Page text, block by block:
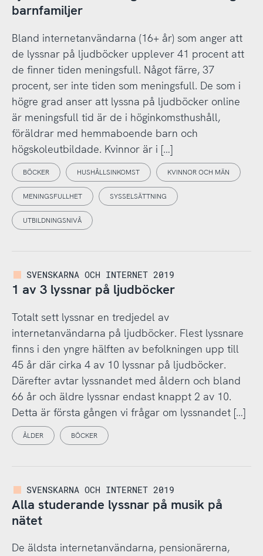
barnfamiljer
Bland internetanvändarna (16+ år) som anger att
de lyssnar på ljudböcker upplever 41 procent att
de finner tiden meningsfull. Något färre, 37
procent, ser inte tiden som meningsfull. De som i
högre grad anser att lyssna på ljudböcker online
är meningsfull tid är de i höginkomsthushåll,
föräldrar med hemmaboende barn och
högskoleutbildade. Kvinnor är i […]
BÖCKER HUSHÅLLSINKOMST KVINNOR OCH MÄN
MENINGSFULLHET SYSSELSÄTTNING
UTBILDNINGSNIVÅ
SVENSKARNA OCH INTERNET 2019
1 av 3 lyssnar på ljudböcker
Totalt sett lyssnar en tredjedel av
internetanvändarna på ljudböcker. Flest lyssnare
finns i den yngre hälften av befolkningen upp till
45 år där cirka 4 av 10 lyssnar på ljudböcker.
Därefter avtar lyssnandet med åldern och bland
66 år och äldre lyssnar endast knappt 2 av 10.
Detta är första gången vi frågar om lyssnandet […]
ÅLDER BÖCKER
SVENSKARNA OCH INTERNET 2019
Alla studerande lyssnar på musik på
nätet
De äldsta internetanvändarna, pensionärerna,